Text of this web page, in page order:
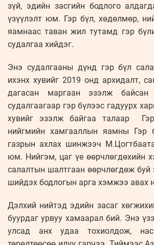
зүй, эдийн засгийн бодлого
үзүүлэлт юм. Гэр бүл, хөдөлмөр,
яамнаас таван жил тутамд гэр
судалгаа хийдэг.
Энэ судалгааны дүнд гэр бүл
ихэнх хувийг 2019 онд архидалт,
дагасан маргаан эзэлж
судалгаагаар гэр бүлээс гадуурх
хувийг эзэлж байгаа талаар
нийгмийн хамгааллын яамны Гэр
газрын ахлах шинжээч
юм. Нийгэм, цаг үе өөрчлөгдөхийн
салалтын шалтгаан өөрчлөгдөж буй
шийдэх бодлогын арга хэмжээ авах
Дэлхий нийтэд эдийн засаг
буурдаг урвуу хамаарал бий. Энэ
улсад анх удаа тохиолдож,